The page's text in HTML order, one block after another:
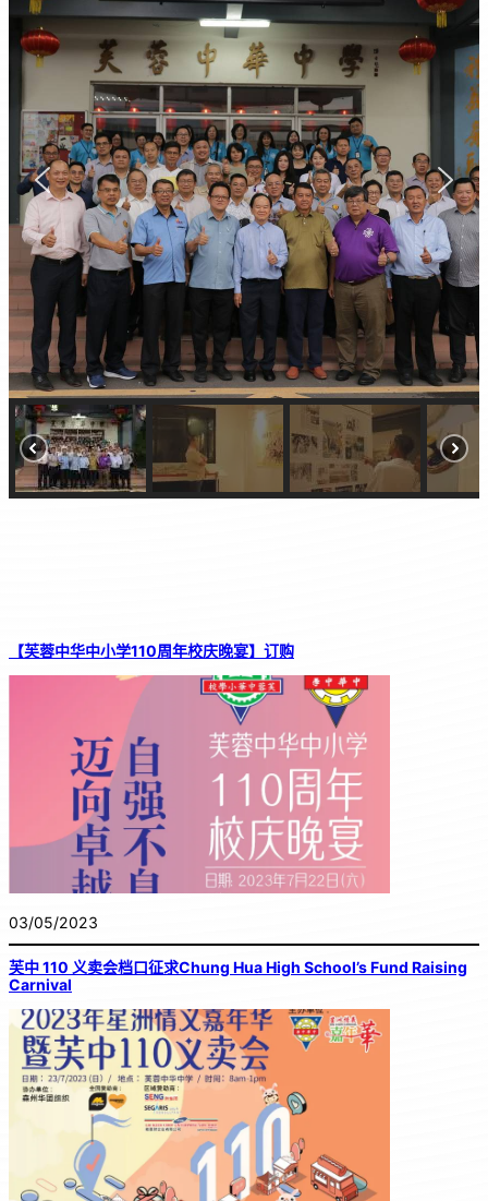
【芙蓉中华中小学110周年校庆晚宴】订购
03/05/2023
芙中 110 义卖会档口征求Chung Hua High School’s Fund Raising
Carnival